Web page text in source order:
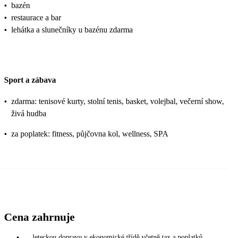
• bazén
• restaurace a bar
• lehátka a slunečníky u bazénu zdarma
Sport a zábava
• zdarma: tenisové kurty, stolní tenis, basket, volejbal, večerní show,
živá hudba
• za poplatek: fitness, půjčovna kol, wellness, SPA
Cena zahrnuje